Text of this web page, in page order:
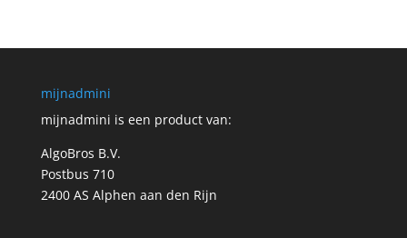
mijnadmini
mijnadmini is een product van:
AlgoBros B.V.
Postbus 710
2400 AS Alphen aan den Rijn